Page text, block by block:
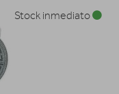
Stock inmediato